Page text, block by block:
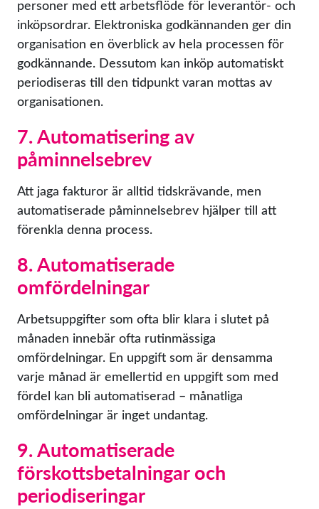
personer med ett arbetsflöde för leverantör- och
inköpsordrar. Elektroniska godkännanden ger din
organisation en överblick av hela processen för
godkännande. Dessutom kan inköp automatiskt
periodiseras till den tidpunkt varan mottas av
organisationen.
7. Automatisering av
påminnelsebrev
Att jaga fakturor är alltid tidskrävande, men
automatiserade påminnelsebrev hjälper till att
förenkla denna process.
8. Automatiserade
omfördelningar
Arbetsuppgifter som ofta blir klara i slutet på
månaden innebär ofta rutinmässiga
omfördelningar. En uppgift som är densamma
varje månad är emellertid en uppgift som med
fördel kan bli automatiserad – månatliga
omfördelningar är inget undantag.
9. Automatiserade
förskottsbetalningar och
periodiseringar